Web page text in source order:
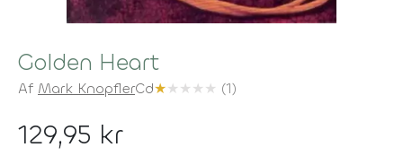
Golden Heart
Af Mark KnopflerCd★★★★★ (1)
129,95 kr